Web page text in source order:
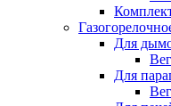
Для
Для